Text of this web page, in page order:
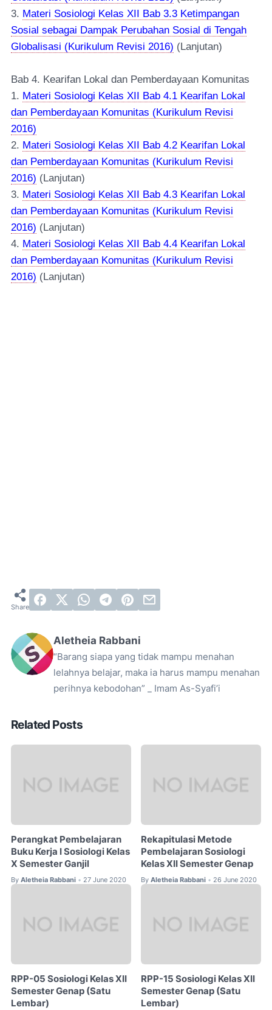
3. Materi Sosiologi Kelas XII Bab 3.3 Ketimpangan
Sosial sebagai Dampak Perubahan Sosial di Tengah
Globalisasi (Kurikulum Revisi 2016) (Lanjutan)
Bab 4. Kearifan Lokal dan Pemberdayaan Komunitas
1. Materi Sosiologi Kelas XII Bab 4.1 Kearifan Lokal
dan Pemberdayaan Komunitas (Kurikulum Revisi
2016)
2. Materi Sosiologi Kelas XII Bab 4.2 Kearifan Lokal
dan Pemberdayaan Komunitas (Kurikulum Revisi
2016) (Lanjutan)
3. Materi Sosiologi Kelas XII Bab 4.3 Kearifan Lokal
dan Pemberdayaan Komunitas (Kurikulum Revisi
2016) (Lanjutan)
4. Materi Sosiologi Kelas XII Bab 4.4 Kearifan Lokal
dan Pemberdayaan Komunitas (Kurikulum Revisi
2016) (Lanjutan)
Aletheia Rabbani
“Barang siapa yang tidak mampu menahan
lelahnya belajar, maka ia harus mampu menahan
perihnya kebodohan” _ Imam As-Syafi’i
Related Posts
Perangkat Pembelajaran
Buku Kerja I Sosiologi Kelas
X Semester Ganjil
By Aletheia Rabbani • 27 June 2020
Rekapitulasi Metode
Pembelajaran Sosiologi
Kelas XII Semester Genap
By Aletheia Rabbani • 26 June 2020
RPP-05 Sosiologi Kelas XII
Semester Genap (Satu
Lembar)
RPP-15 Sosiologi Kelas XII
Semester Genap (Satu
Lembar)